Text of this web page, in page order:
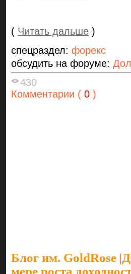
( Читать дальше )
спецраздел: форекс
обсудить на форуме:
430
Комментарии ( 0 )
Блог им. GoldRose |